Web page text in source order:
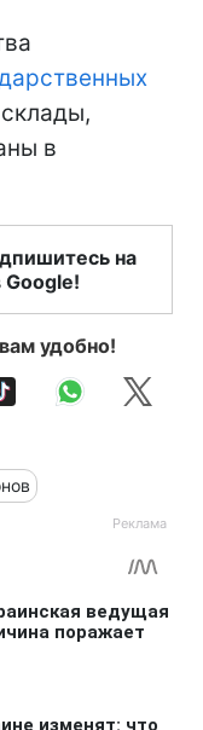
в
на
Google!
удобно!